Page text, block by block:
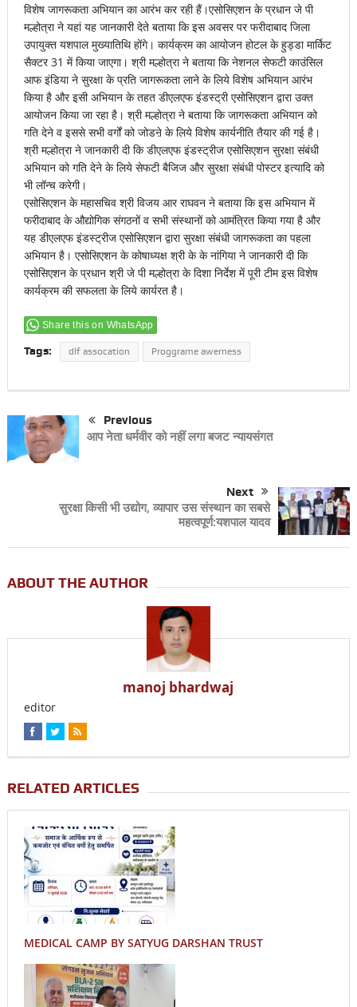
विशेष जागरूकता अभियान का आरंभ कर रही हैं।एसोसिएशन के प्रधान जे पी
मल्होत्रा ने यहां यह जानकारी देते बताया कि इस अवसर पर फरीदाबाद जिला
उपायुक्त यशपाल मुख्यातिथि होंगे। कार्यक्रम का आयोजन होटल के हुड्डा मार्किट
सैक्टर 31 में किया जाएगा। श्री मल्होत्रा ने बताया कि नेशनल सेफटी काउंसिल
आफ इंडिया ने सुरक्षा के प्रति जागरूकता लाने के लिये विशेष अभियान आरंभ
किया है और इसी अभियान के तहत डीएलएफ इंडस्ट्री एसोसिएशन द्वारा उक्त
आयोजन किया जा रहा है। श्री मल्होत्रा ने बताया कि जागरूकता अभियान को
गति देने व इससे सभी वर्गों को जोडऩे के लिये विशेष कार्यनीति तैयार की गई है।
श्री मल्होत्रा ने जानकारी दी कि डीएलएफ इंडस्ट्रीज एसोसिएशन सुरक्षा संबंधी
अभियान को गति देने के लिये सेफटी बैजिज और सुरक्षा संबंधी पोस्टर इत्यादि को
भी लॉन्च करेगी।
एसोसिएशन के महासचिव श्री विजय आर राघवन ने बताया कि इस अभियान में
फरीदाबाद के औद्योगिक संगठनों व सभी संस्थानों को आमंत्रित किया गया है और
यह डीएलएफ इंडस्ट्रीज एसोसिएशन द्वारा सुरक्षा संबंधी जागरूकता का पहला
अभियान है। एसोसिएशन के कोषाध्यक्ष श्री के के नांगिया ने जानकारी दी कि
एसोसिएशन के प्रधान श्री जे पी मल्होत्रा के दिशा निर्देश में पूरी टीम इस विशेष
कार्यक्रम की सफलता के लिये कार्यरत है।
Share this on WhatsApp
Tags: dlf assocation Proggrame awerness
Previous
आप नेता धर्मवीर को नहीं लगा बजट न्यायसंगत
Next
सुरक्षा किसी भी उद्योग, व्यापार उस संस्थान का सबसे
महत्वपूर्ण:यशपाल यादव
ABOUT THE AUTHOR
manoj bhardwaj
editor
RELATED ARTICLES
MEDICAL CAMP BY SATYUG DARSHAN TRUST